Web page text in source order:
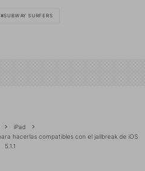
SUBWAY SURFERS
iPad
hacerlas compatibles con el jailbreak de iOS
5.1.1